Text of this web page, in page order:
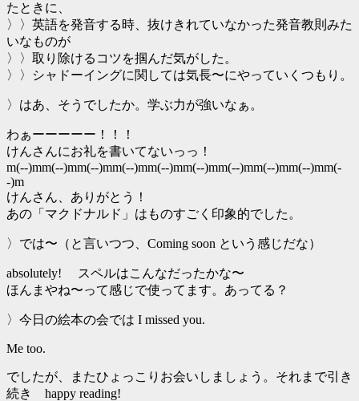
たときに、
〉〉英語を発音する時、抜けきれていなかった発音教則みた
いなものが
〉〉取り除けるコツを掴んだ気がした。
〉〉シャドーイングに関しては気長〜にやっていくつもり。
〉はあ、そうでしたか。学ぶ力が強いなぁ。
わぁーーーーー！！！
けんさんにお礼を書いてないっっ！
m(--)mm(--)mm(--)mm(--)mm(--)mm(--)mm(--)mm(--)mm(--)mm(-
-)m
けんさん、ありがとう！
あの「マクドナルド」はものすごく印象的でした。
〉では〜（と言いつつ、Coming soon という感じだな）
absolutely! スペルはこんなだったかな〜
ほんまやね〜って感じで使ってます。あってる？
〉今日の絵本の会では I missed you.
Me too.
でしたが、またひょっこりお会いしましょう。それまで引き
続き happy reading!